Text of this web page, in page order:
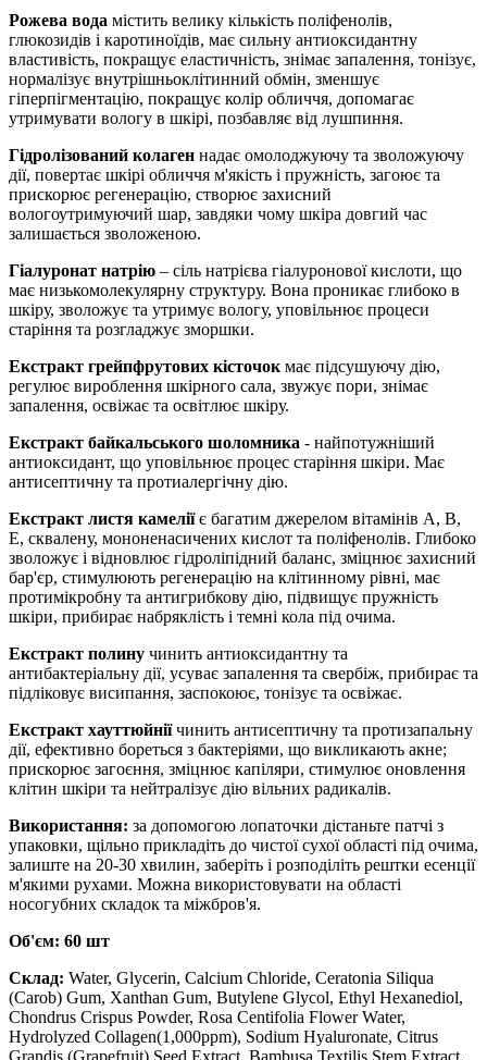
Рожева вода містить велику кількість поліфенолів,
глюкозидів і каротиноїдів, має сильну антиоксидантну
властивість, покращує еластичність, знімає запалення, тонізує,
нормалізує внутрішньоклітинний обмін, зменшує
гіперпігментацію, покращує колір обличчя, допомагає
утримувати вологу в шкірі, позбавляє від лушпиння.
Гідролізований колаген надає омолоджуючу та зволожуючу
дії, повертає шкірі обличчя м'якість і пружність, загоює та
прискорює регенерацію, створює захисний
вологоутримуючий шар, завдяки чому шкіра довгий час
залишається зволоженою.
Гіалуронат натрію – сіль натрієва гіалуронової кислоти, що
має низькомолекулярну структуру. Вона проникає глибоко в
шкіру, зволожує та утримує вологу, уповільнює процеси
старіння та розгладжує зморшки.
Екстракт грейпфрутових кісточок має підсушуючу дію,
регулює вироблення шкірного сала, звужує пори, знімає
запалення, освіжає та освітлює шкіру.
Екстракт байкальського шоломника - найпотужніший
антиоксидант, що уповільнює процес старіння шкіри. Має
антисептичну та протиалергічну дію.
Екстракт листя камеліїє багатим джерелом вітамінів А, В,
Е, сквалену, мононенасичених кислот та поліфенолів. Глибоко
зволожує і відновлює гідроліпідний баланс, зміцнює захисний
бар'єр, стимулюють регенерацію на клітинному рівні, має
протимікробну та антигрибкову дію, підвищує пружність
шкіри, прибирає набряклість і темні кола під очима.
Екстракт полину чинить антиоксидантну та
антибактеріальну дії, усуває запалення та свербіж, прибирає та
підліковує висипання, заспокоює, тонізує та освіжає.
Екстракт хауттюйніїчинить антисептичну та протизапальну
дії, ефективно бореться з бактеріями, що викликають акне;
прискорює загоєння, зміцнює капіляри, стимулює оновлення
клітин шкіри та нейтралізує дію вільних радикалів.
Використання: за допомогою лопаточки дістаньте патчі з
упаковки, щільно прикладіть до чистої сухої області під очима,
залиште на 20-30 хвилин, заберіть і розподіліть рештки есенції
м'якими рухами. Можна використовувати на області
носогубних складок та міжбров'я.
Об'єм: 60 шт
Склад: Water, Glycerin, Calcium Chloride, Ceratonia Siliqua
(Carob) Gum, Xanthan Gum, Butylene Glycol, Ethyl Hexanediol,
Chondrus Crispus Powder, Rosa Centifolia Flower Water,
Hydrolyzed Collagen(1,000ppm), Sodium Hyaluronate, Citrus
Grandis (Grapefruit) Seed Extract, Bambusa Textilis Stem Extract,